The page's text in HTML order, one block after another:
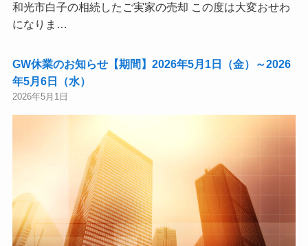
和光市白子の相続したご実家の売却 この度は大変おせわ
になりま…
GW休業のお知らせ【期間】2026年5月1日（金）～2026
年5月6日（水）
2026年5月1日